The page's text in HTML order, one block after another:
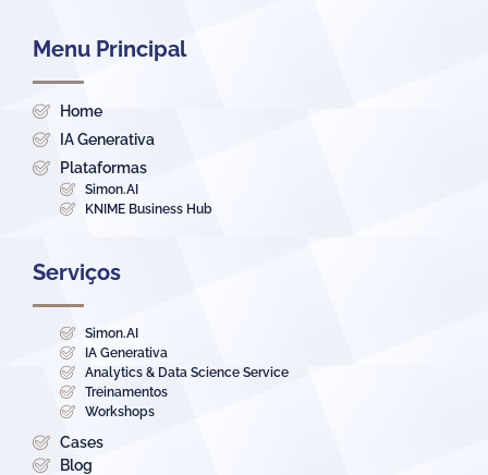
Menu Principal
Home
IA Generativa
Plataformas
Simon.AI
KNIME Business Hub
Serviços
Simon.AI
IA Generativa
Analytics & Data Science Service
Treinamentos
Workshops
Cases
Blog